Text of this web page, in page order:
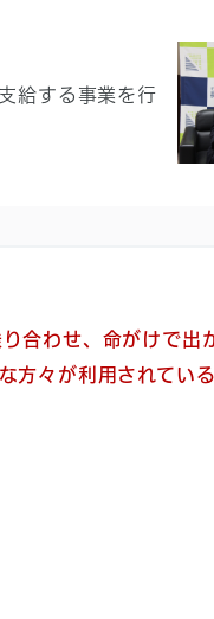
給する事業を行
合わせ、命がけで出
方々が利用されてい